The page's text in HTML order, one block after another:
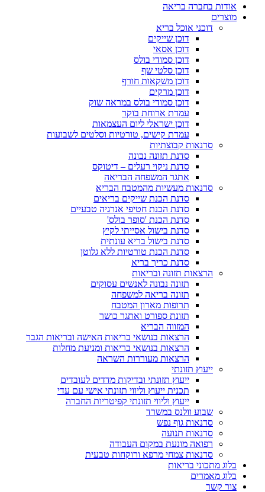
אודות בחברה בריאה
מוצרים
דוכני אוכל בריא
דוכן שייקים
דוכן אסאי
דוכן סמודי בולס
דוכן סלטי שף
דוכן משקאות חורף
דוכן מרקים
דוכן סמודי בולס במראה שוק
עמדת ארוחת בוקר
דוכן ישראלי ליום העצמאות
עמדת קישים, טורטיות וסלטים לשבועות
סדנאות קבוצתיות
סדנת תזונה נבונה
סדנת ניקוי רעלים – דיטוקס
אתגר המשפחה הבריאה
סדנאות מעשיות מהמטבח הבריא
סדנת הכנת שייקים בריאים
סדנת הכנת חטיפי אנרגיה טבעיים
סדנת הכנת 'סופר בולס'
סדנת בישול אסייתי לקיץ
סדנת בישול בריא עונתית
סדנת הכנת טורטיות ללא גלוטן
סדנת כריך בריא
הרצאות תזונה ובריאות
תזונה נבונה לאנשים עסוקים
תזונה בריאה למשפחה
תרופות מארון המטבח
תזונת ספורט ואתגר כושר
המזווה הבריא
הרצאות בנושאי בריאות האישה ובריאות הגבר
הרצאות בנושאי בריאות ומניעת מחלות
הרצאות מעוררות השראה
ייעוץ תזונתי
ייעוץ תזונתי ובדיקות מדדים לעובדים
תכנית ייעוץ וליווי תזונתי אישי עם עדי
ייעוץ וליווי תזונתי קפיטריות החברה
שבוע וולנס במשרד
סדנאות גוף נפש
סדנאות תנועה
רפואה מונעת במקום העבודה
סדנאות צמחי מרפא ורוקחות טבעית
בלוג מתכוני בריאות
בלוג מאמרים
צור קשר